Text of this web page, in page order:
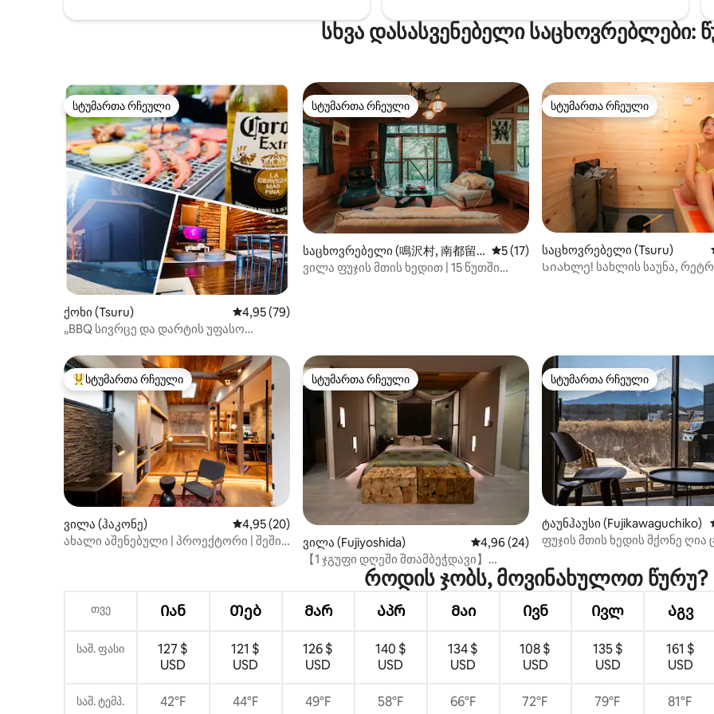
YouTube‑ს გამოყენება შეგიძლიათ
სტუმრის სტატუსით. Netflix‑ისა და სხვა
გთხოვთ, წაშალოთ თქვენი
პერსონალური ინფორმაცია.
საცხოვრებელ შენობასთან არის
კოცონის დასანთები
ადგილი.თან იქონიეთ შეშა (იყიდება
მინიმარკეტებში, სუპერმარკეტებში
და ა.შ.). ახლომახლო არის მზის
პანელები და სხვა მსგავსი
ხელსაწყოები.გაითვალისწინეთ, რომ
ეს არ არის სრულად სოფლად მდებარე
ტერიტორია.
ქუჩები, New World Toast Street, სადაც
მაღაზიებია, და მკაცრი კომურო
სავალზე. [გთხოვთ] მართალია, ჩვენი
საცხოვრებელი მდებარეობს მშვიდ
საცხოვრებელ უბანში, სადგურის წინ,
მაგრამ ის ზოგადი საცხოვრებლის
მიმდებარედაა. სამეზობლოს
პატივისცემის მიზნით, გთხოვთ, თავი
შეიკავოთ ხმამაღალი საუბრებისგან
და ხმაურიანი წვეულებებისგან [ღამის
20:00‑ის შემდეგ].
Პოპულარული
ღირსშესანიშნაობები
იამანაკას ტბა, ფუჯის მთა
ჰაილენდი, ფუჯი სუბარუ
ფუჯი‑საფარის პარკი
კურორტი ფუჯიტენი Სან-
ცურუგუს სათხილამურო
Ღირსშესანიშნაობების
ცენტრი Ბაშო იუკის ცხელი
რიზორტის კანტრი კლუბი
სასოფლო კლუბი ცურუს
კანტრი‑კლუბი
სხვა დასასვენებელი საცხოვრებლები:
სტუმართა რჩეული
სტუმართა რჩეული
ქოხი (Tsuru) საშუალო შეფასებაა 5‑დან 4,95, 79 მიმოხილვა
4,95 (79)
„BBQ სივრცე და დარტის უფასო
პარკირების ადგილი 5 მანქანისთვის /
6 ადამიანისთვის!
სტუმართა რჩეული
სტუმართა რჩეული
საცხოვრებელი (鳴沢村, 南都留
郡)
საშუალო შეფასებაა 5‑დან 5, 17
5 (17)
ვილა ფუჯის მთის ხედით | 15 წუთში
სტუმართა რჩეული
სტუმართა რჩეული
საცხოვრებელი (Tsuru)
Სიახლე! სახლის საუნა,
სტუმართა რჩეული მოწინავე ვარიანტი
სტუმართა რჩეული
ვილა (ჰაკონე) საშუალო შეფასებაა 5‑დან 4,95, 20 მიმოხილვა
4,95 (20)
ახალი აშენებული | პროექტორი | შეშის
სავალზე | ვერცხლის ყუთი
სტუმართა რჩეული
სტუმართა რჩეული
ვილა (Fujiyoshida) საშუალო შეფასებაა 5‑დან 4,96, 24
4,96 (24)
【1 ჯგუფი დღეში შთამბეჭდავი】
ხედები/კვების გარეშე/4ppl
სტუმართა რჩეული
სტუმართა რჩეული
ტაუნჰაუსი (Fujikawaguchiko)
ფუჯის მთის ხედის მქონე ღია
სახლი ბარბექიუთი და
აივნით
როდის ჯობს, მოვინახულოთ წურუ?
თვე Იან Თებ Მარ Აპრ Მაი Ივნ Ივლ Აგვ
საშ. ფასი
127 $
USD
121 $
USD
126 $
USD
140 $
USD
134 $
USD
108 $
USD
135 $
USD
161 $
USD
საშ. ტემპ. 42°F 44°F 49°F 58°F 66°F 72°F 79°F 81°F